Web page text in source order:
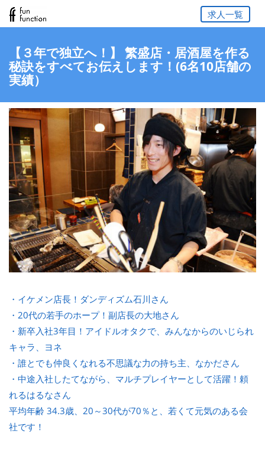
求人一覧
【３年で独立へ！】 繁盛店・居酒屋を作る
秘訣をすべてお伝えします！(6名10店舗の
実績）
・イケメン店長！ダンディズム石川さん
・20代の若手のホープ！副店長の大地さん
・新卒入社3年目！アイドルオタクで、みんなからのいじられ
キャラ、ヨネ
・誰とでも仲良くなれる不思議な力の持ち主、なかださん
・中途入社したてながら、マルチプレイヤーとして活躍！頼
れるはるなさん
平均年齢 34.3歳、20～30代が70％と、若くて元気のある会
社です！